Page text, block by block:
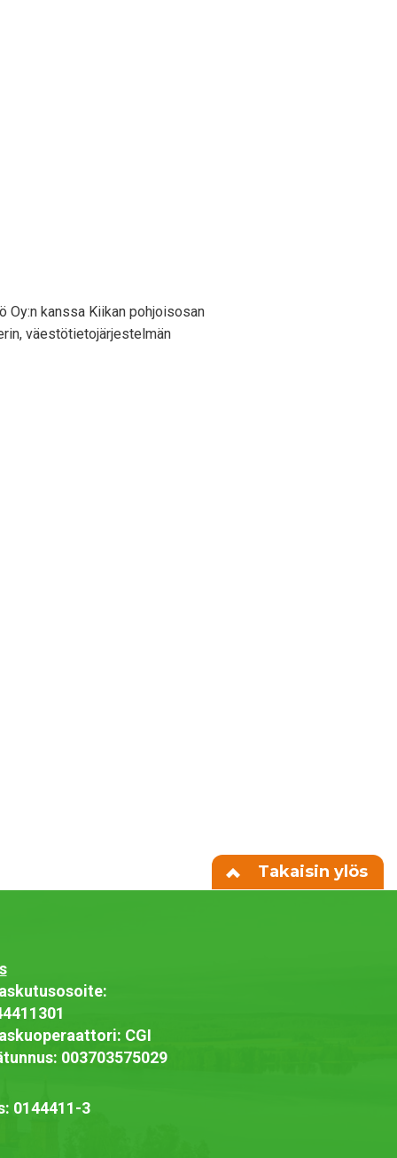
Oy:n kanssa Kiikan pohjoisosan
väestötietojärjestelmän
Takaisin ylös
CGI
003703575029
0144411-3